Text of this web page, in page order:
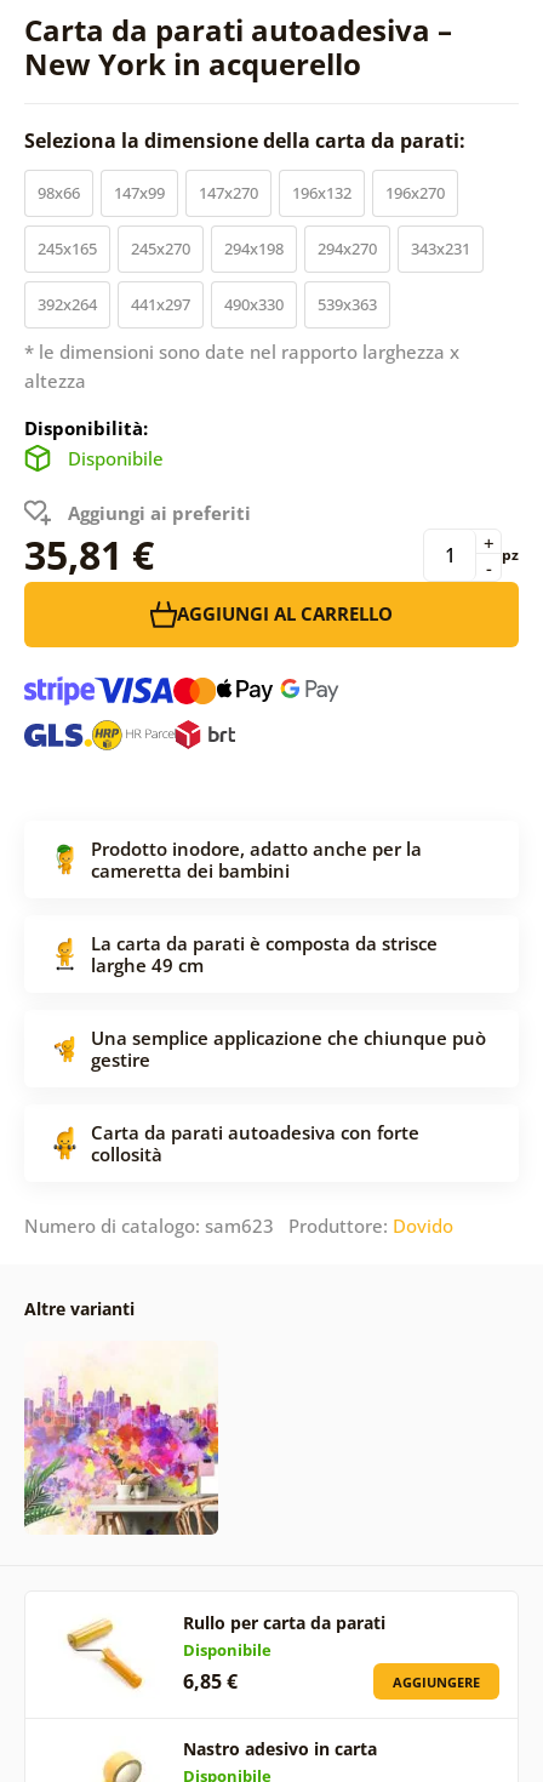
Carta da parati autoadesiva –
New York in acquerello
Seleziona la dimensione della carta da parati:
98x66 147x99 147x270 196x132 196x270
245x165 245x270 294x198 294x270 343x231
392x264 441x297 490x330 539x363
* le dimensioni sono date nel rapporto larghezza x
altezza
Disponibilità:
Disponibile
Aggiungi ai preferiti
35,81 € -
+ pz
AGGIUNGI AL CARRELLO
Prodotto inodore, adatto anche per la
cameretta dei bambini
La carta da parati è composta da strisce
larghe 49 cm
Una semplice applicazione che chiunque può
gestire
Carta da parati autoadesiva con forte
collosità
Numero di catalogo: sam623 Produttore: Dovido
Altre varianti
Rullo per carta da parati
Disponibile
6,85 € AGGIUNGERE
Nastro adesivo in carta
Disponibile